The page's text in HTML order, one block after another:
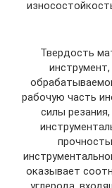
Твердость
рабочую часть
силы
оказывает